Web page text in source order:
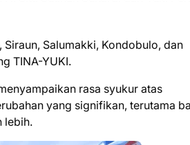
Salumakki, Kondobulo, dan
TINA-YUKI.
rasa syukur atas
yang signifikan, terutama
lebih.